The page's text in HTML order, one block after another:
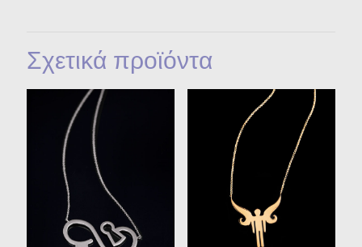
Σχετικά προϊόντα